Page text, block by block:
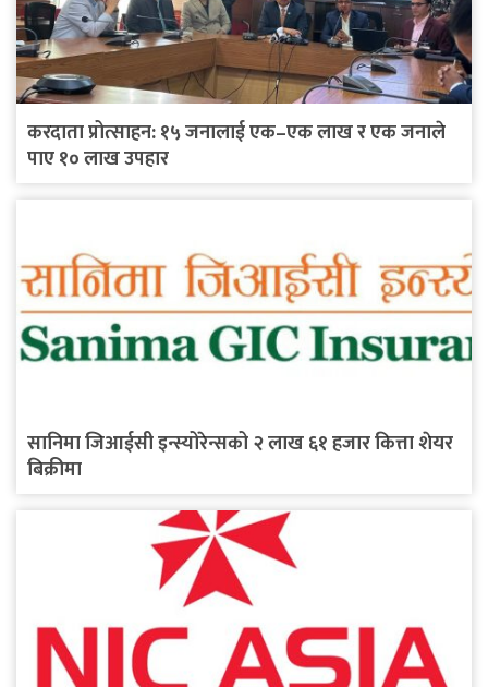
करदाता प्रोत्साहन: १५ जनालाई एक–एक लाख र एक जनाले
पाए १० लाख उपहार
सानिमा जिआईसी इन्स्योरेन्सको २ लाख ६१ हजार कित्ता शेयर
बिक्रीमा